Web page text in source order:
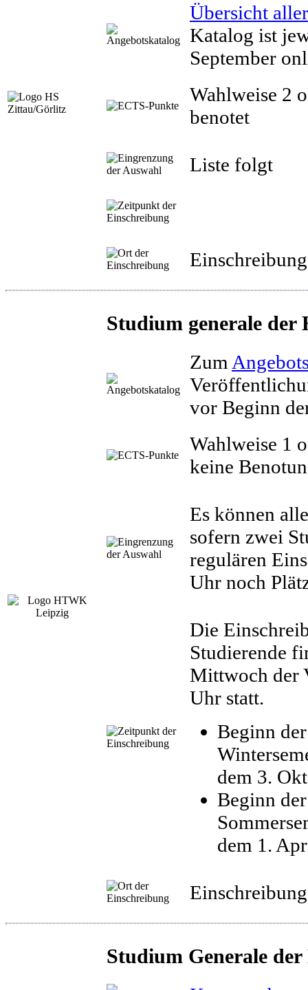
Übersicht
Katalog ist
September
Wahlweise 2
benotet
Liste folgt
Studium generale
Zum
vor Beginn
Wahlweise 1
keine
Es können
sofern zwei
regulären
Uhr noch
Die
Studierende
Mittwoch der
Uhr statt.
Beginn
dem 3.
Beginn
dem 1.
Studium Generale